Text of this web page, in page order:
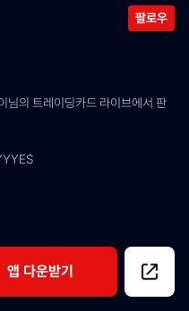
팔로우
의 트레이딩카드 라이브에서 판
앱 다운받기